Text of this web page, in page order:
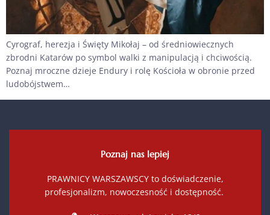
Cyrograf, herezja i Święty Mikołaj – od średniowiecznych
zbrodni Katarów po symbol walki z manipulacją i chciwością.
Poznaj mroczne dzieje Endury i rolę Kościoła w obronie przed
ludobójstwem…
Poznaj nas lepiej
PRAWNICY WARSZAWSCY to doświadczenie,
profesjonalizm, nowoczesność i dostępność.